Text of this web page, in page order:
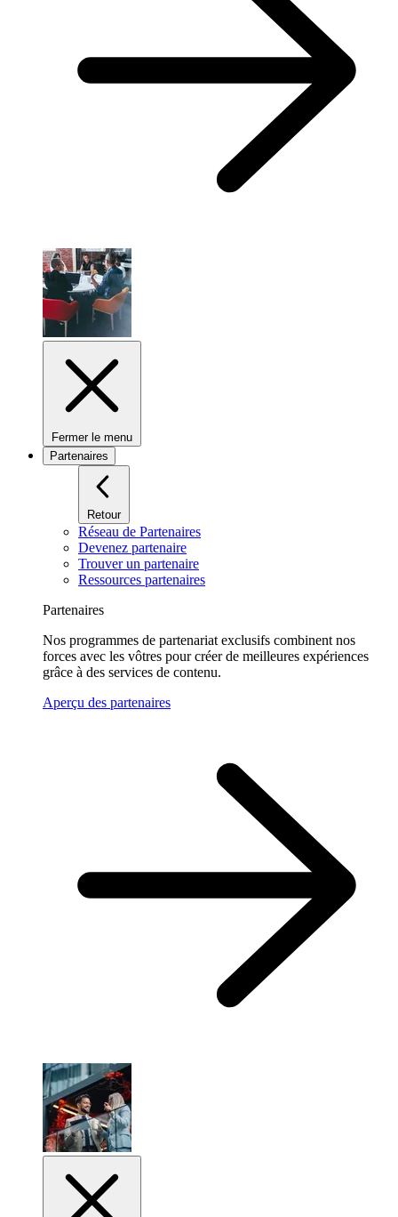
Fermer le menu
Partenaires
Retour
Réseau de Partenaires
Devenez partenaire
Trouver un partenaire
Ressources partenaires
Partenaires
Nos programmes de partenariat exclusifs combinent nos
forces avec les vôtres pour créer de meilleures expériences
grâce à des services de contenu.
Aperçu des partenaires